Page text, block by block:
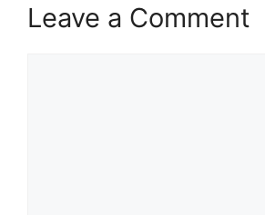
Leave a Comment